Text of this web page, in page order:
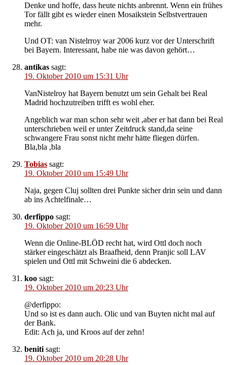
Denke und hoffe, dass heute nichts anbrennt. Wenn ein frühes
Tor fällt gibt es wieder einen Mosaikstein Selbstvertrauen
mehr.
Und OT: van Nistelrroy war 2006 kurz vor der Unterschrift
bei Bayern. Interessant, habe nie was davon gehört…
antikas sagt:
19. Oktober 2010 um 15:31 Uhr
VanNistelroy hat Bayern benutzt um sein Gehalt bei Real
Madrid hochzutreiben trifft es wohl eher.
Angeblich war man schon sehr weit ,aber er hat dann bei Real
unterschrieben weil er unter Zeitdruck stand,da seine
schwangere Frau sonst nicht mehr hätte fliegen dürfen.
Bla,bla ,bla
Tobias sagt:
19. Oktober 2010 um 15:49 Uhr
Naja, gegen Cluj sollten drei Punkte sicher drin sein und dann
ab ins Achtelfinale…
derfippo sagt:
19. Oktober 2010 um 16:59 Uhr
Wenn die Online-BLÖD recht hat, wird Ottl doch noch
stärker eingeschätzt als Braafheid, denn Pranjic soll LAV
spielen und Ottl mit Schweini die 6 abdecken.
koo sagt:
19. Oktober 2010 um 20:23 Uhr
@derfippo:
Und so ist es dann auch. Olic und van Buyten nicht mal auf
der Bank.
Edit: Ach ja, und Kroos auf der zehn!
beniti sagt:
19. Oktober 2010 um 20:28 Uhr